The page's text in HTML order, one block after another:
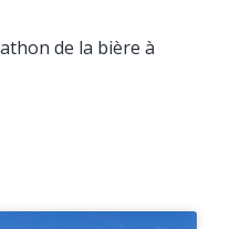
de la bière à